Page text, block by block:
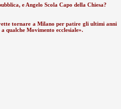
e Angelo Scola Capo della Chiesa?
tornare a Milano per patire gli ultimi anni
qualche Movimento ecclesiale».